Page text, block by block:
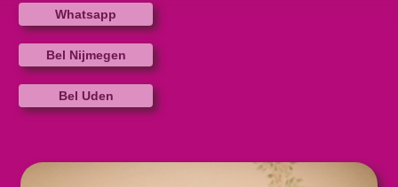
Whatsapp
Bel Nijmegen
Bel Uden